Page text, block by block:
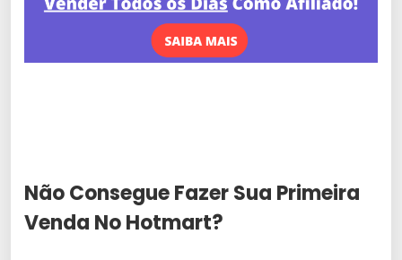
Não Consegue Fazer Sua Primeira
Venda No Hotmart?